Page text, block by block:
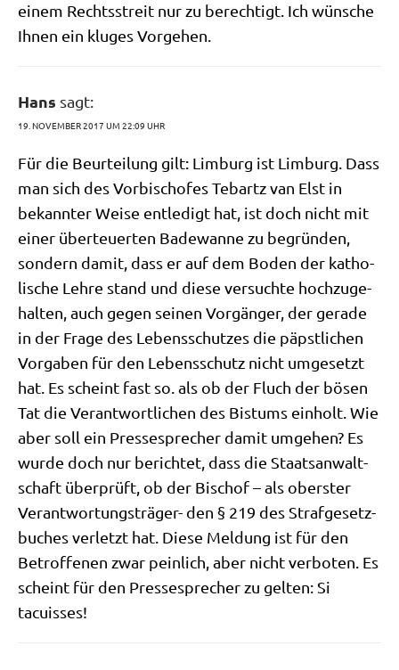
einem Rechts­streit nur zu berech­tigt. Ich wün­sche
Ihnen ein klu­ges Vorgehen.
Hans sagt:
19. NOVEMBER 2017 UM 22:09 UHR
Für die Beur­tei­lung gilt: Lim­burg ist Lim­burg. Dass
man sich des Vor­bi­sch­ofes Tebartz van Elst in
bekann­ter Wei­se ent­le­digt hat, ist doch nicht mit
einer über­teu­er­ten Bade­wan­ne zu begrün­den,
son­dern damit, dass er auf dem Boden der katho­
li­sche Leh­re stand und die­se ver­such­te hoch­zu­ge­
hal­ten, auch gegen sei­nen Vor­gän­ger, der gera­de
in der Fra­ge des Lebens­schut­zes die päpst­li­chen
Vor­ga­ben für den Lebens­schutz nicht umge­setzt
hat. Es scheint fast so. als ob der Fluch der bösen
Tat die Ver­ant­wort­li­chen des Bis­tums ein­holt. Wie
aber soll ein Pres­se­spre­cher damit umge­hen? Es
wur­de doch nur berich­tet, dass die Staats­an­walt­
schaft über­prüft, ob der Bischof – als ober­ster
Ver­ant­wor­tungs­trä­ger- den § 219 des Straf­ge­setz­
bu­ches ver­letzt hat. Die­se Mel­dung ist für den
Betrof­fe­nen zwar pein­lich, aber nicht ver­bo­ten. Es
scheint für den Pres­se­spre­cher zu gel­ten: Si
tacuisses!